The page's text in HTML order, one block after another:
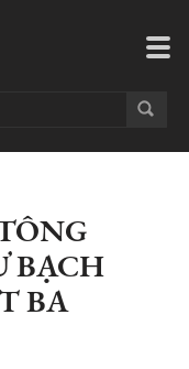
BẠCH
BA